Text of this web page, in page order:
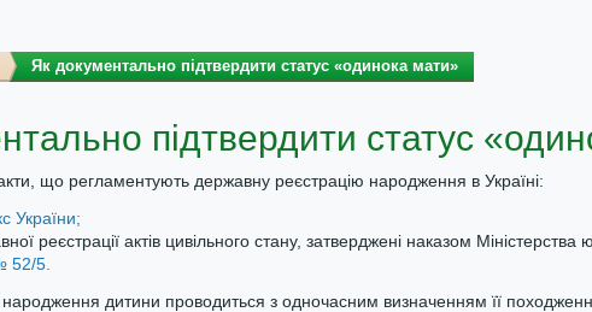
Як документально підтвердити статус «одинока мати»
підтвердити статус
що регламентують державну реєстрацію народження в Україні:
України;
реєстрації актів цивільного стану, затверджені наказом Міністерства
52/5.
дитини проводиться з одночасним визначенням її